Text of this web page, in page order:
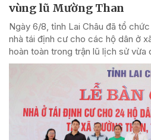
vùng lũ Mường Than
Ngày 6/8, tỉnh Lai Châu đã tổ
nhà tái định cư cho các hộ dân ở
hoàn toàn trong trận lũ lịch sử vừa